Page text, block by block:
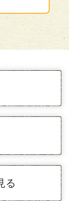
る